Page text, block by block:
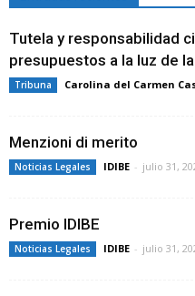
Tutela y responsabilidad
presupuestos a la luz de
Tribuna Carolina del Carmen
Menzioni di merito
Noticias Legales IDIBE - julio 31,
Premio IDIBE
Noticias Legales IDIBE - julio 31,